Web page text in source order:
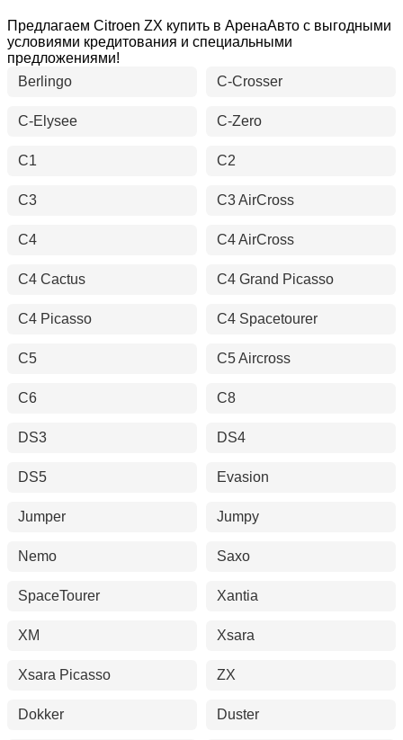
Предлагаем Citroen ZX купить в АренаАвто с выгодными
условиями кредитования и специальными
предложениями!
Berlingo
C-Crosser
C-Elysee C-Zero
C1 C2
C3 C3 AirCross
C4 C4 AirCross
C4 Cactus C4 Grand Picasso
C4 Picasso C4 Spacetourer
C5 C5 Aircross
C6 C8
DS3 DS4
DS5 Evasion
Jumper Jumpy
Nemo Saxo
SpaceTourer Xantia
XM Xsara
Xsara Picasso ZX
Dokker Duster